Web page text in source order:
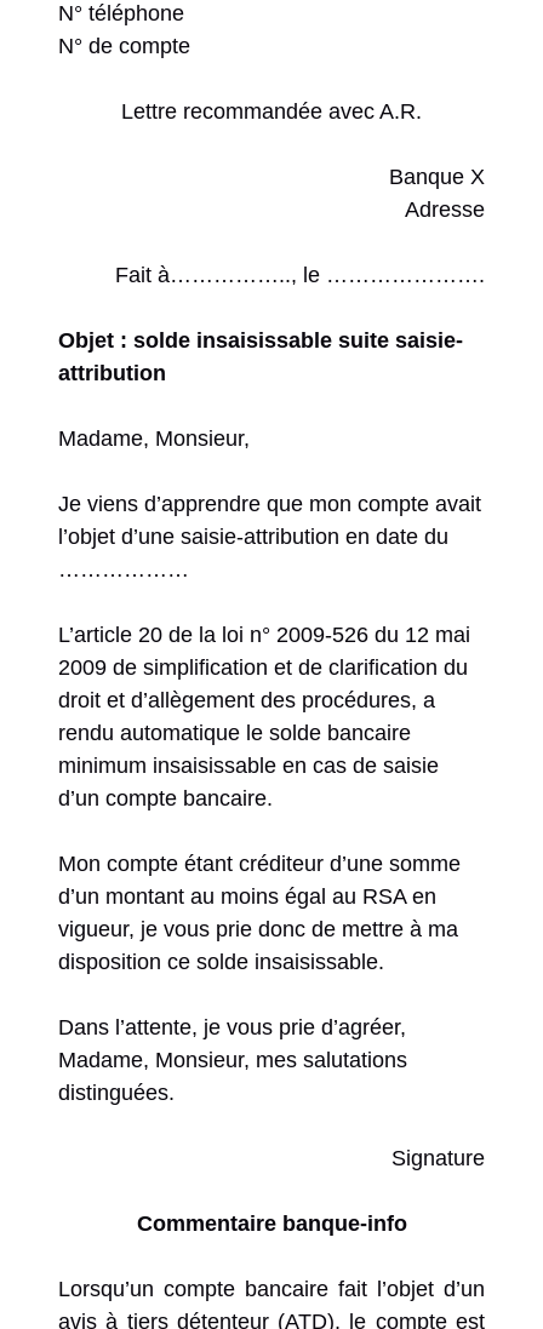
N° téléphone
N° de compte
Lettre recommandée avec A.R.
Banque X
Adresse
Fait à…………….., le ………………….
Objet : solde insaisissable suite saisie-
attribution
Madame, Monsieur,
Je viens d’apprendre que mon compte avait
l’objet d’une saisie-attribution en date du
………………
L’article 20 de la loi n° 2009-526 du 12 mai
2009 de simplification et de clarification du
droit et d’allègement des procédures, a
rendu automatique le solde bancaire
minimum insaisissable en cas de saisie
d’un compte bancaire.
Mon compte étant créditeur d’une somme
d’un montant au moins égal au RSA en
vigueur, je vous prie donc de mettre à ma
disposition ce solde insaisissable.
Dans l’attente, je vous prie d’agréer,
Madame, Monsieur, mes salutations
distinguées.
Signature
Commentaire banque-info
Lorsqu’un compte bancaire fait l’objet d’un
avis à tiers détenteur (ATD), le compte est